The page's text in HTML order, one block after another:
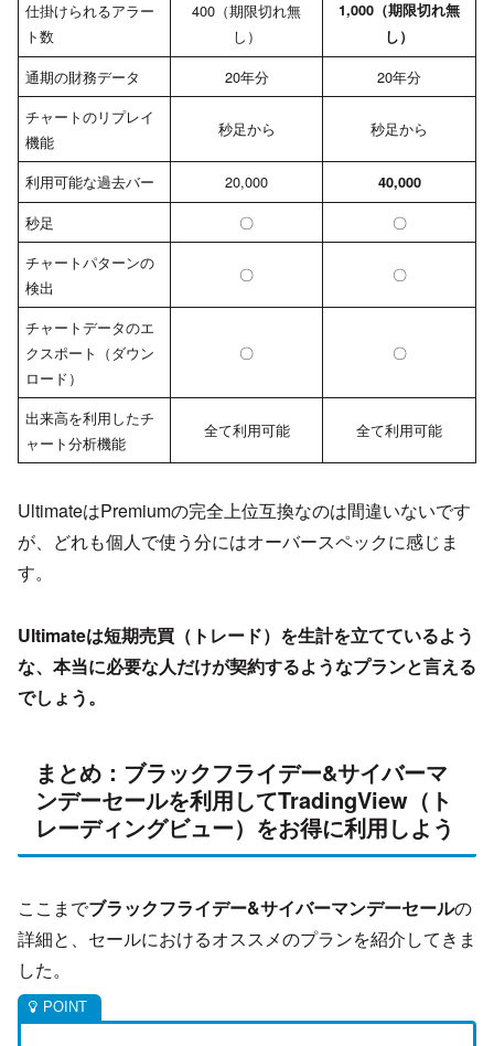
仕掛けられるアラー
ト数
400（期限切れ無
し）
1,000（期限切れ無
し）
通期の財務データ 20年分
20年分
チャートのリプレイ
機能
秒足から 秒足から
利用可能な過去バー 20,000 40,000
秒足 〇
〇
チャートパターンの
検出
〇 〇
チャートデータのエ
クスポート（ダウン
ロード）
〇 〇
出来高を利用したチ
ャート分析機能
全て利用可能 全て利用可能
UltimateはPremiumの完全上位互換なのは間違いないです
が、どれも個人で使う分にはオーバースペックに感じま
す。
Ultimateは短期売買（トレード）を生計を立てているよう
な、本当に必要な人だけが契約するようなプランと言える
でしょう。
まとめ：ブラックフライデー&サイバーマ
ンデーセールを利用してTradingView（ト
レーディングビュー）をお得に利用しよう
ここまでブラックフライデー&サイバーマンデーセールの
詳細と、セールにおけるオススメのプランを紹介してきま
した。